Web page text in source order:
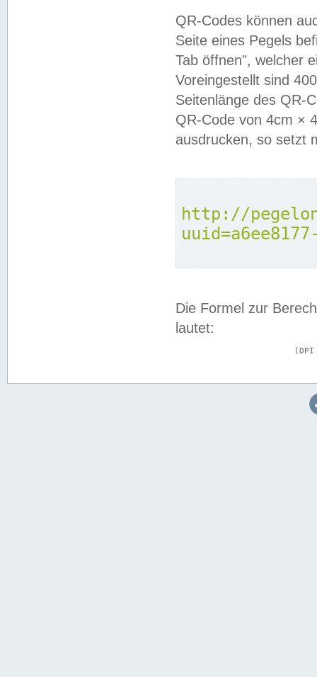
QR-Codes können
Seite eines Pegels
Tab öffnen", welcher
Voreingestellt sind
Seitenlänge des QR-
QR-Code von 4cm ×
ausdrucken, so setzt
http://
Die Formel zur
lautet: